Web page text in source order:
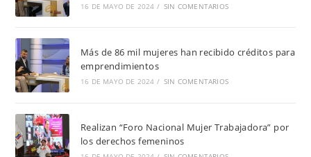
16 DE MAYO DE 2024 / SIN COMENTARIOS
Más de 86 mil mujeres han recibido créditos para
emprendimientos
16 DE MAYO DE 2024 / SIN COMENTARIOS
Realizan “Foro Nacional Mujer Trabajadora” por
los derechos femeninos